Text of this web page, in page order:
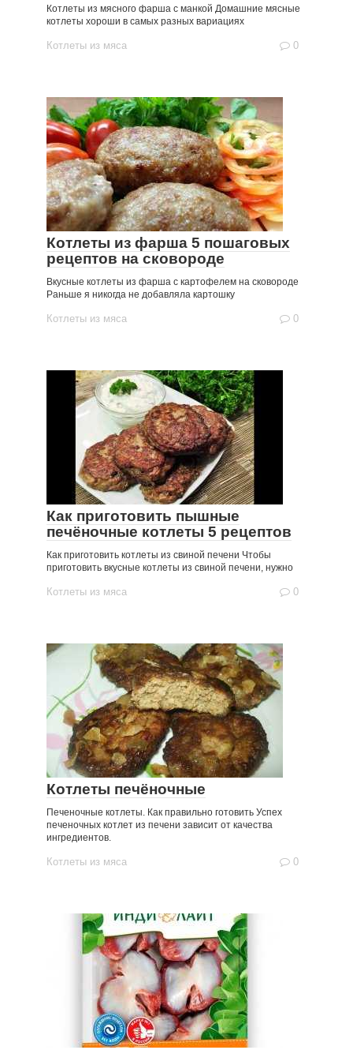
Котлеты из мясного фарша с манкой Домашние мясные
котлеты хороши в самых разных вариациях
Котлеты из мяса 0
Котлеты из фарша 5 пошаговых
рецептов на сковороде
Вкусные котлеты из фарша с картофелем на сковороде
Раньше я никогда не добавляла картошку
Котлеты из мяса 0
Как приготовить пышные
печёночные котлеты 5 рецептов
Как приготовить котлеты из свиной печени Чтобы
приготовить вкусные котлеты из свиной печени, нужно
Котлеты из мяса 0
Котлеты печёночные
Печеночные котлеты. Как правильно готовить Успех
печеночных котлет из печени зависит от качества
ингредиентов.
Котлеты из мяса 0